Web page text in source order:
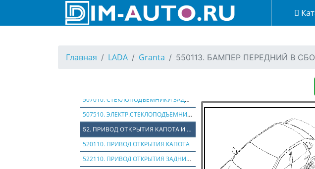
Главная LADA Granta 550113. БАМПЕР ПЕРЕДНИЙ В
501010. ЗАМКИ ПЕРЕДНИХ ДВЕРЕЙ
502010. ЗАМКИ ЗАДНИХ ДВЕРЕЙ
504010. РУЧКИ ПЕРЕДНИХ ДВЕРЕЙ ВНУТРЕННИЕ С ТЯГАМИ
507010. СТЕКЛОПОДЪЕМНИКИ ЗАДНИХ ДВЕРЕЙ
507510. ЭЛЕКТР.СТЕКЛОПОДЪЕМНИКИ ЗАДНИХ ДВЕРЕЙ
52. ПРИВОД ОТКРЫТИЯ КАПОТА И ЗАДНЕЙ ДВЕРИ
520110. ПРИВОД ОТКРЫТИЯ КАПОТА
522110. ПРИВОД ОТКРЫТИЯ ЗАДНИХ ДВЕРЕЙ